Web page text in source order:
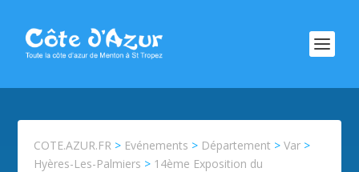
COTE.AZUR.FR > Evénements > Département >Var >
Hyères-Les-Palmiers > 14ème Exposition du